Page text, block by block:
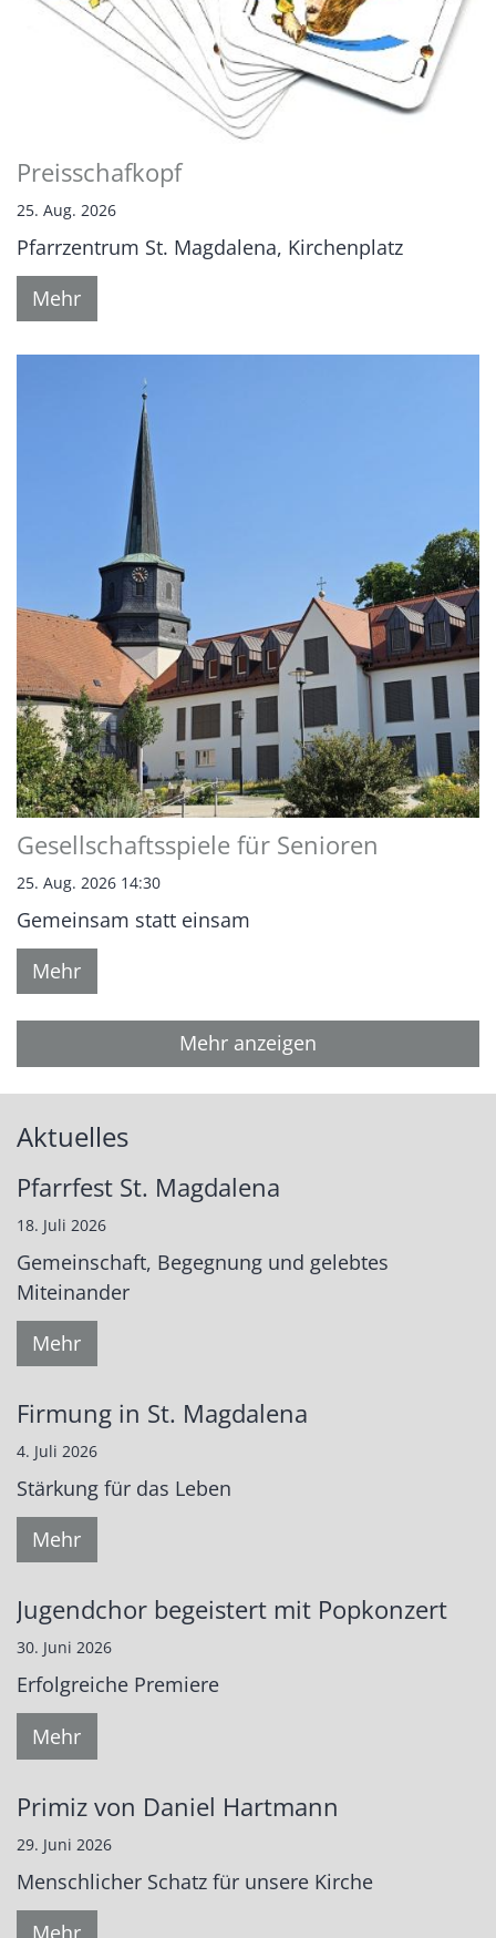
Preisschafkopf
25. Aug. 2026
Pfarrzentrum St. Magdalena, Kirchenplatz
Mehr
Gesellschaftsspiele für Senioren
25. Aug. 2026 14:30
Gemeinsam statt einsam
Mehr
Mehr anzeigen
Aktuelles
Pfarrfest St. Magdalena
18. Juli 2026
Gemeinschaft, Begegnung und gelebtes
Miteinander
Mehr
Firmung in St. Magdalena
4. Juli 2026
Stärkung für das Leben
Mehr
Jugendchor begeistert mit Popkonzert
30. Juni 2026
Erfolgreiche Premiere
Mehr
Primiz von Daniel Hartmann
29. Juni 2026
Menschlicher Schatz für unsere Kirche
Mehr